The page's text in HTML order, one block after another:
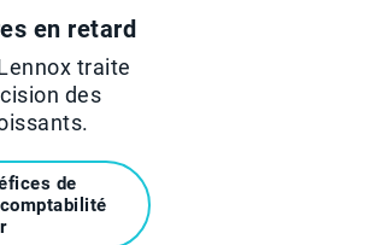
en retard
traite
des
de